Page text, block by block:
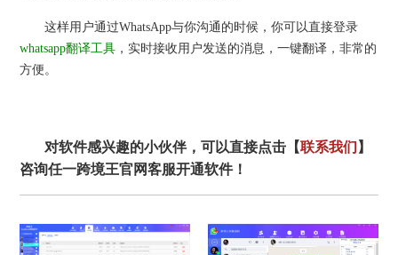
这样用户通过WhatsApp与你沟通的时候，你可以直接登录
whatsapp翻译工具 ，实时接收用户发送的消息，一键翻译，非常的
方便。
对软件感兴趣的小伙伴，可以直接点击【联系我们 】
咨询任一跨境王官网客服开通软件！